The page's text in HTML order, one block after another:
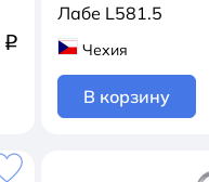
q
Лабе L581.5
Чехия
В корзину